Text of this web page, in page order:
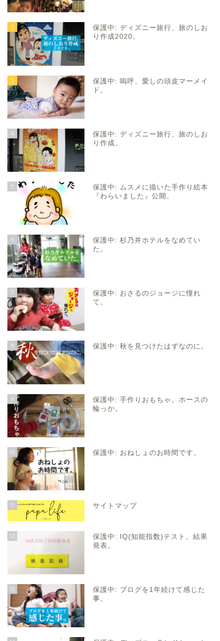
2
保護中: ディズニー旅行、旅のしお
り作成2020。
3
保護中: 嗚呼、愛しの頭皮マーメイ
ド。
4
保護中: ディズニー旅行、旅のしお
り作成。
5
保護中: ムスメに描いた手作り絵本
『わらいました』公開。
6
保護中: 杉乃井ホテルをなめてい
た。
7
保護中: おさるのジョージに憧れ
て。
8 保護中: 秋を見つけたはずなのに。
9
保護中: 手作りおもちゃ。ホースの
輪っか。
10 保護中: おねしょのお時間です。
11 サイトマップ
12
保護中: IQ(知能指数)テスト、結果
発表。
13
保護中: ブログを1年続けて感じた
事。